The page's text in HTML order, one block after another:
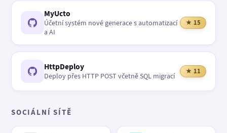
MyUcto
Účetní systém nové generace s automatizací
a AI
★ 15
HttpDeploy
Deploy přes HTTP POST včetně SQL migrací
★ 11
SOCIÁLNÍ SÍTĚ